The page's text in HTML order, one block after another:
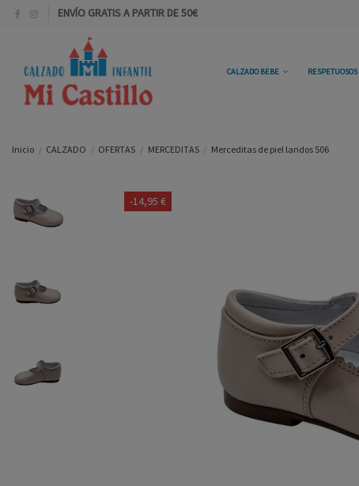
ENVÍO GRATIS A PARTIR DE 50€
CALZADO BEBE RESPETUOSOS
Inicio CALZADO OFERTAS MERCEDITAS Merceditas de piel landos 506
-14,95 €